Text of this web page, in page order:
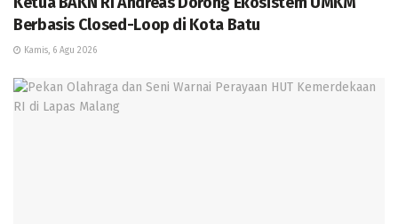
Berbasis Closed-Loop di Kota Batu
Kamis, 6 Agu 2026